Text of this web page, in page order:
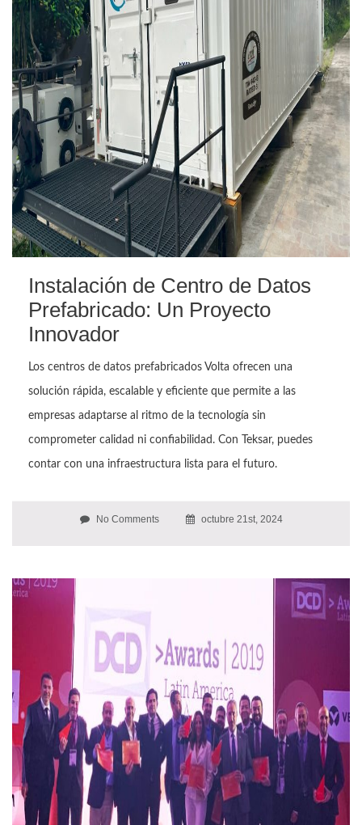
Instalación de Centro de Datos
Prefabricado: Un Proyecto
Innovador
Los centros de datos prefabricados Volta ofrecen una
solución rápida, escalable y eficiente que permite a las
empresas adaptarse al ritmo de la tecnología sin
comprometer calidad ni confiabilidad. Con Teksar, puedes
contar con una infraestructura lista para el futuro.
No Comments octubre 21st, 2024